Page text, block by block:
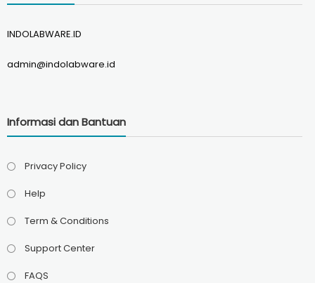
INDOLABWARE.ID
admin@indolabware.id
Informasi dan Bantuan
Privacy Policy
Help
Term & Conditions
Support Center
FAQS